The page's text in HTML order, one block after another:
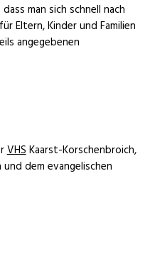
man sich schnell nach
Eltern, Kinder und Familien
angegebenen
VHSKaarst-Korschenbroich,
dem evangelischen